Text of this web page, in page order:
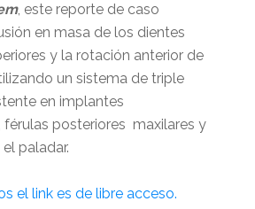
, este reporte de caso
en masa de los dientes
y la rotación anterior de
un sistema de triple
en implantes
posteriores maxilares y
paladar.
el link es de libre acceso.